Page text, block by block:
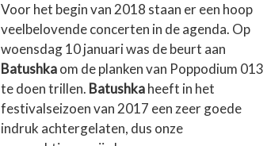
Voor het begin van 2018 staan er een hoop
veelbelovende concerten in de agenda. Op
woensdag 10 januari was de beurt aan
Batushkaom de planken van Poppodium 013
te doen trillen. Batushkaheeft in het
festivalseizoen van 2017 een zeer goede
indruk achtergelaten, dus onze